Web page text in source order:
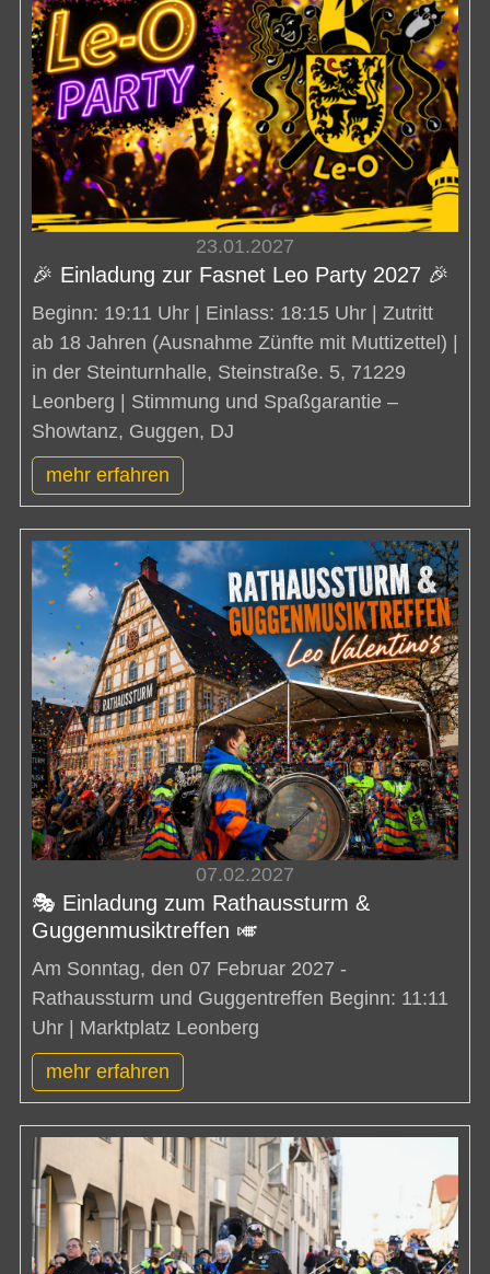
23.01.2027
🎉 Einladung zur Fasnet Leo Party 2027 🎉
Beginn: 19:11 Uhr | Einlass: 18:15 Uhr | Zutritt
ab 18 Jahren (Ausnahme Zünfte mit Muttizettel) |
in der Steinturnhalle, Steinstraße. 5, 71229
Leonberg | Stimmung und Spaßgarantie –
Showtanz, Guggen, DJ
mehr erfahren
07.02.2027
🎭 Einladung zum Rathaussturm &
Guggenmusiktreffen 🎺
Am Sonntag, den 07 Februar 2027 -
Rathaussturm und Guggentreffen Beginn: 11:11
Uhr | Marktplatz Leonberg
mehr erfahren